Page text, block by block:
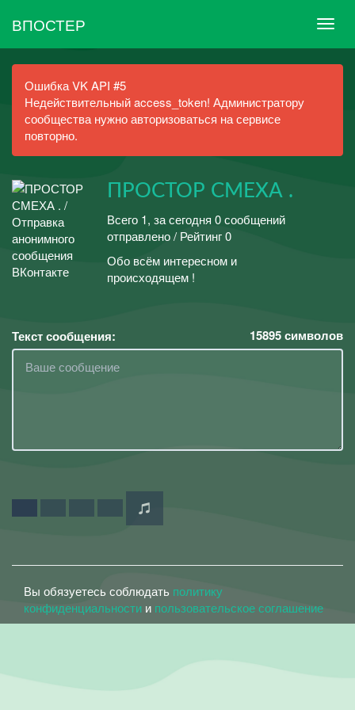
ВПОСТЕР
Ошибка VK API #5
Недействительный access_token! Администратору
сообщества нужно авторизоваться на сервисе
повторно.
ПРОСТОР СМЕХА .
Всего 1, за сегодня 0 сообщений
отправлено / Рейтинг 0
Обо всём интересном и
происходящем !
Текст сообщения: 15895символов
Вы обязуетесь соблюдать политику
конфиденциальности и пользовательское соглашение